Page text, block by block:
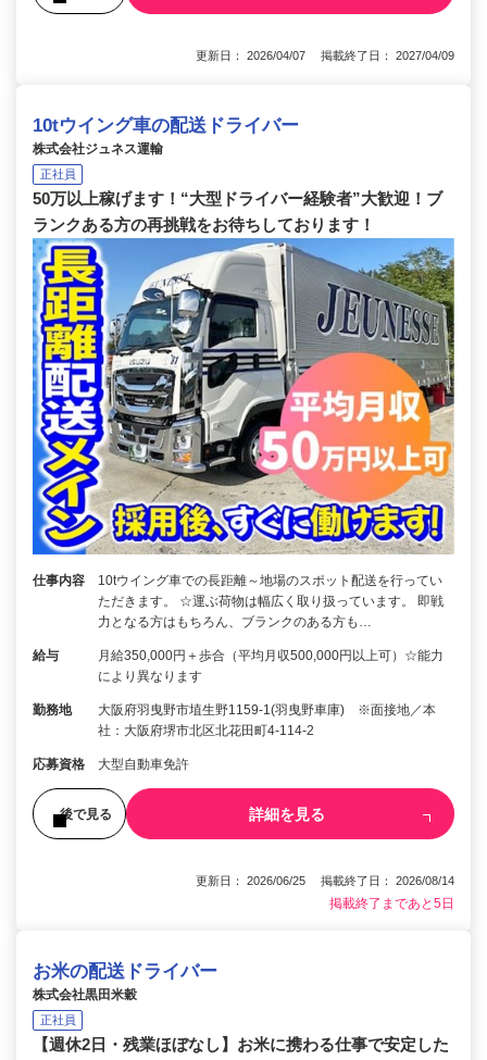
更新日： 2026/04/07 掲載終了日： 2027/04/09
10tウイング車の配送ドライバー
株式会社ジュネス運輸
正社員
50万以上稼げます！“大型ドライバー経験者”大歓迎！ブ
ランクある方の再挑戦をお待ちしております！
仕事内容
10tウイング車での長距離～地場のスポット配送を行ってい
ただきます。 ☆運ぶ荷物は幅広く取り扱っています。 即戦
力となる方はもちろん、ブランクのある方も…
給与
月給350,000円＋歩合（平均月収500,000円以上可）☆能力
により異なります
勤務地
大阪府羽曳野市埴生野1159-1(羽曳野車庫) ※面接地／本
社：大阪府堺市北区北花田町4-114-2
応募資格 大型自動車免許
後で見る 詳細を見る
更新日： 2026/06/25 掲載終了日： 2026/08/14
掲載終了まであと5日
お米の配送ドライバー
株式会社黒田米穀
正社員
【週休2日・残業ほぼなし】お米に携わる仕事で安定した